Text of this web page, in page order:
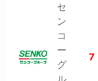
セ
ン
コ
ー
グ
7